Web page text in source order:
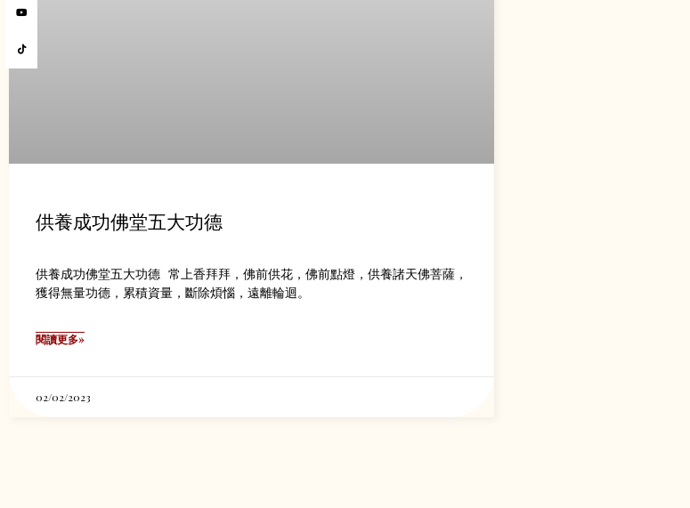
供養成功佛堂五大功德
供養成功佛堂五大功德 常上香拜拜，佛前供花，佛前點燈，供養諸天佛菩薩，
獲得無量功德，累積資量，斷除煩惱，遠離輪迴。
閱讀更多»
02/02/2023